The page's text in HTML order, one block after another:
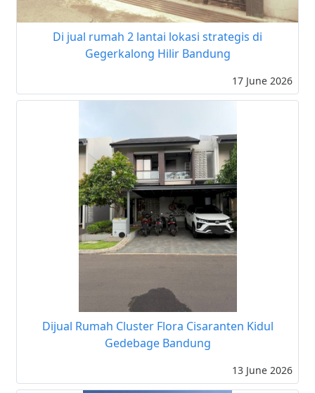
Di jual rumah 2 lantai lokasi strategis di
Gegerkalong Hilir Bandung
17 June 2026
Dijual Rumah Cluster Flora Cisaranten Kidul
Gedebage Bandung
13 June 2026